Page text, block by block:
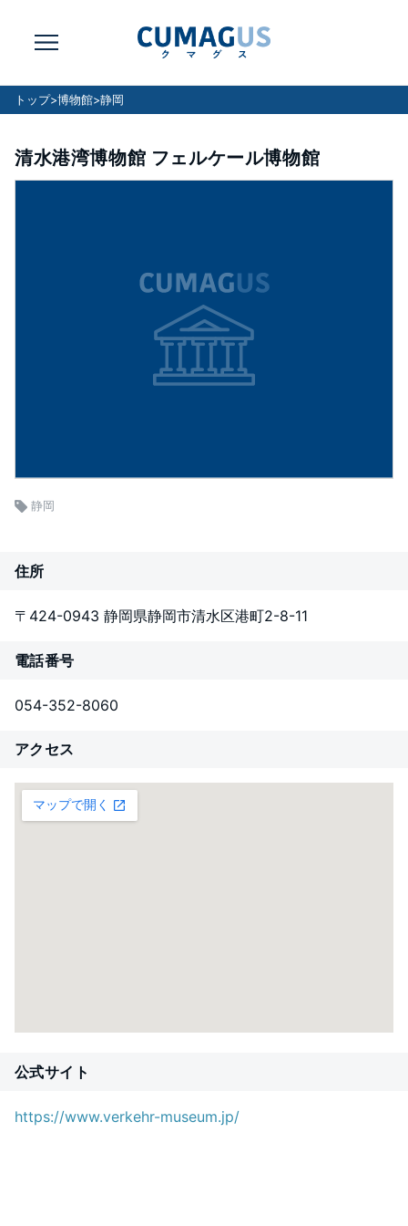
トップ>博物館>静岡
清水港湾博物館 フェルケール博物館
静岡
住所
〒424-0943 静岡県静岡市清水区港町2-8-11
電話番号
054-352-8060
アクセス
公式サイト
https://www.verkehr-museum.jp/